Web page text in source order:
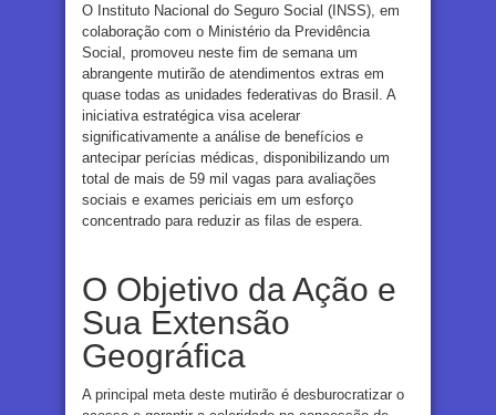
O Instituto Nacional do Seguro Social (INSS), em
colaboração com o Ministério da Previdência
Social, promoveu neste fim de semana um
abrangente mutirão de atendimentos extras em
quase todas as unidades federativas do Brasil. A
iniciativa estratégica visa acelerar
significativamente a análise de benefícios e
antecipar perícias médicas, disponibilizando um
total de mais de 59 mil vagas para avaliações
sociais e exames periciais em um esforço
concentrado para reduzir as filas de espera.
O Objetivo da Ação e
Sua Extensão
Geográfica
A principal meta deste mutirão é desburocratizar o